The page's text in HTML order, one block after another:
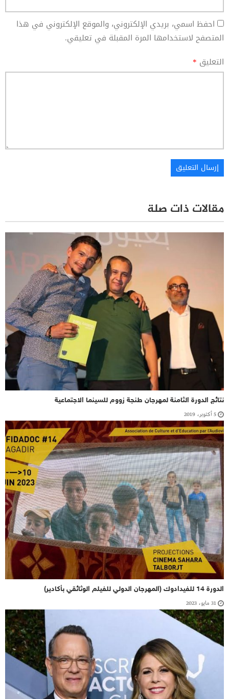
احفظ اسمي، بريدي الإلكتروني، والموقع الإلكتروني في هذا
المتصفح لاستخدامها المرة المقبلة في تعليقي.
التعليق *
مقالات ذات صلة
نتائج الدورة الثامنة لمهرجان طنجة زووم للسينما الاجتماعية
5 أكتوبر، 2019
الدورة 14 للفيدادوك (المهرجان الدولي للفيلم الوثائقي بأكادير)
31 مايو، 2023